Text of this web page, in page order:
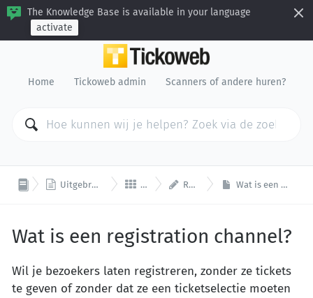
The Knowledge Base is available in your language
activate
Home Tickoweb admin Scanners of andere huren?
 Uitgebreide documentatie  Kanalen Registration Wat is een registration channel?
Wat is een registration channel?
Wil je bezoekers laten registreren, zonder ze tickets
te geven of zonder dat ze een ticketselectie moeten